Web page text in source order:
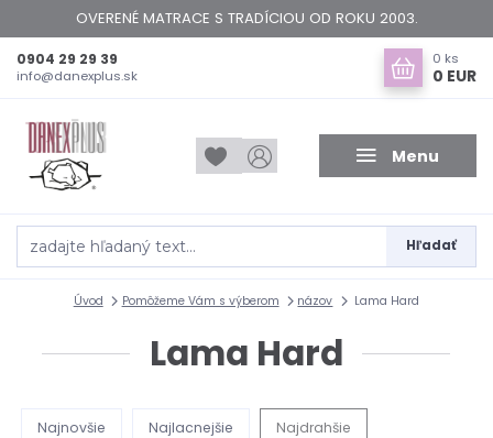
OVERENÉ MATRACE S TRADÍCIOU OD ROKU 2003.
Menu
Hľadať
0904 29 29 39
info@danexplus.sk
0 ks
0 EUR
Úvod Pomôžeme Vám s výberom názov Lama Hard
Lama Hard
Najnovšie Najlacnejšie Najdrahšie